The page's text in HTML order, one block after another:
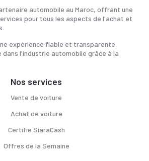
automobile au Maroc, offrant une
pour tous les aspects de l'achat et
expérience fiable et transparente,
dans l'industrie automobile grâce à la
Nos services
Vente de voiture
Achat de voiture
Certifié SiaraCash
Offres de la Semaine